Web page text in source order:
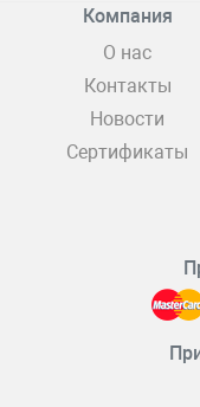
Компания
О нас
Контакты
Новости
Сертификаты